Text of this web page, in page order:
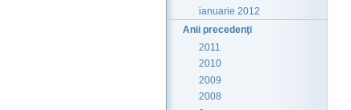
ianuarie 2012
Anii precedenţi
2011
2010
2009
2008